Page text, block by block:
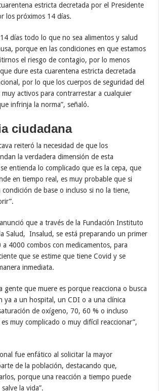
estricta decretada por el Presidente
los próximos 14 días.
días todo lo que no sea alimentos y salud
porque en las condiciones en que estamos
el riesgo de contagio, por lo menos
dure esta cuarentena estricta decretada
por lo que los cuerpos de seguridad del
activos para contrarrestar a cualquier
infrinja la norma”, señaló.
ciudadana
reiteró la necesidad de que los
la verdadera dimensión de esta
entienda lo complicado que es la cepa, que
en tiempo real, es muy probable que si
de base o incluso si no la tiene,
que a través de la Fundación Instituto
Salud, Insalud, se está preparando un primer
4000 combos con medicamentos, para
que se estime que tiene Covid y se
inmediata.
gente que muere es porque reacciona o busca
ya a un hospital, un CDI o a una clínica
de oxígeno, 70, 60 % o incluso
muy complicado o muy difícil reaccionar”,
fue enfático al solicitar la mayor
de la población, destacando que,
porque una reacción a tiempo puede
la vida”.